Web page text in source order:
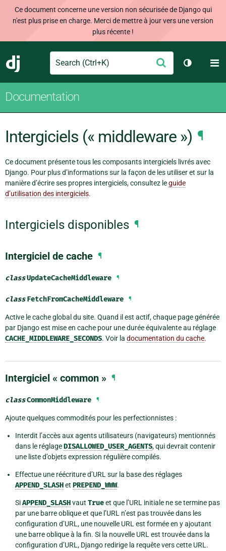
Ce document concerne une version non sécurisée de Django qui
n'est plus prise en charge. Merci de mettre à jour vers une version
plus récente !
Django
Search Envoyer
Changer
Documentation
Intergiciels (« middleware ») ¶
Ce document présente tous les composants intergiciels livrés avec
Django. Pour plus d’informations sur la façon de les utiliser et sur la
manière d’écrire ses propres intergiciels, consultez leguide
d’utilisation des intergiciels.
Intergiciels disponibles ¶
Intergiciel de cache ¶
classUpdateCacheMiddleware ¶
class FetchFromCacheMiddleware ¶
Active le cache global du site. Quand il est actif, chaque page générée
par Django est mise en cache pour une durée équivalente au réglage
CACHE_MIDDLEWARE_SECONDS. Voir la documentation du cache.
Intergiciel « common » ¶
classCommonMiddleware ¶
Ajoute quelques commodités pour les perfectionnistes :
Interdit l’accès aux agents utilisateurs (navigateurs) mentionnés
dans le réglageDISALLOWED_USER_AGENTS, qui devrait contenir
une liste d’objets expression régulière compilés.
Effectue une réécriture d’URL sur la base des réglages
APPEND_SLASHet PREPEND_WWW.
SiAPPEND_SLASHvaut Trueet que l’URL initiale ne se termine pas
par une barre oblique et que l’URL n’est pas trouvée dans les
configuration d’URL, une nouvelle URL est formée en y ajoutant
une barre oblique à la fin. Si la nouvelle URL est trouvée dans la
configuration d’URL, Django redirige la requête vers cette URL.